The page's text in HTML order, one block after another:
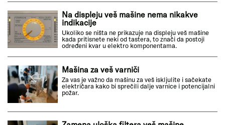
Na displeju veš mašine nema nikakve
indikacije
Ukoliko se ništa ne prikazuje na displeju veš mašine
kada pritisnete neki od tastera, to znači da postoji
određeni kvar u elektro komponentama.
Mašina za veš varniči
Za vas je važno da mašinu za veš iskljulite i sačekate
električara kako bi sprečili dalje varnice i potencijalni
požar.